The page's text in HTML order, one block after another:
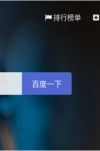
排行榜单
百度一下